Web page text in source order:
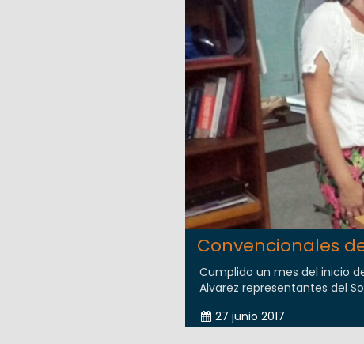
Convencionales
Cumplido un mes del inicio
Alvarez representantes del
27 junio 2017